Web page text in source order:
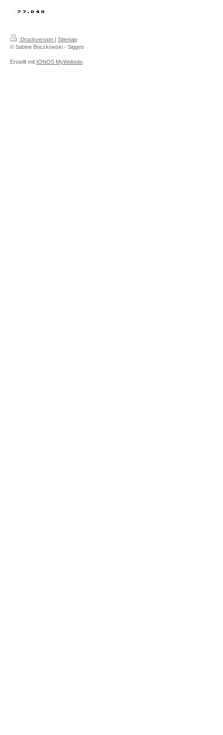
Druckversion | Sitemap
© Sabine Boczkowski - Sigges
Erstellt mit IONOS MyWebsite